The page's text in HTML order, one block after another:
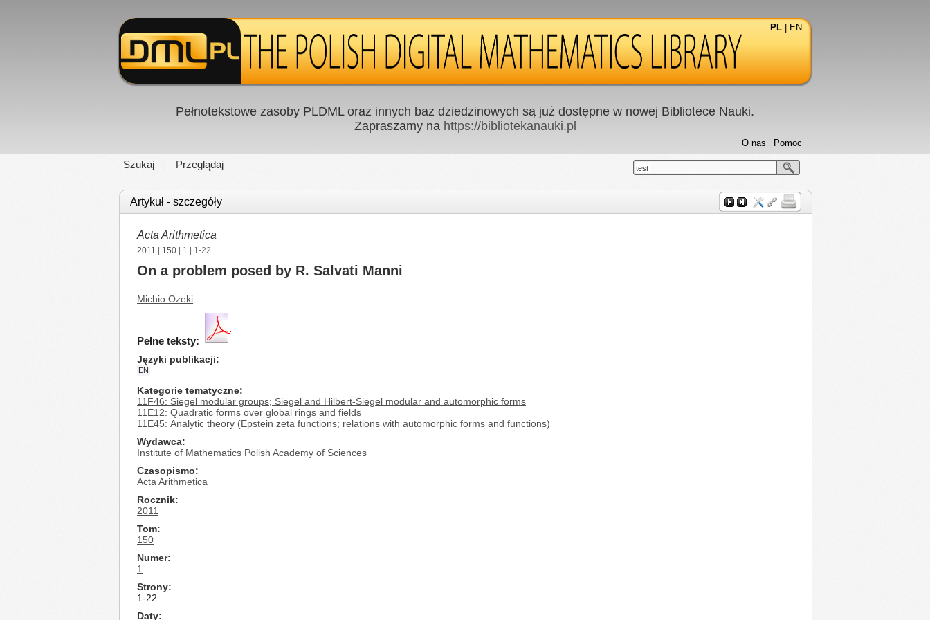
PL EN
Pełnotekstowe zasoby PLDML oraz innych baz dziedzinowych są już dostępne w nowej Bibliotece Nauki.
Zapraszamy na https://bibliotekanauki.pl
Szukaj Przeglądaj
Pomoc
O nas
test
Artykuł - szczegóły
Acta Arithmetica
2011 150 1 | 1-22
On a problem posed by R. Salvati Manni
Michio Ozeki
Pełne teksty:
Języki publikacji
EN
Kategorie tematyczne
11F46: Siegel modular groups; Siegel and Hilbert-Siegel modular and automorphic forms
11E12: Quadratic forms over global rings and fields
11E45: Analytic theory (Epstein zeta functions; relations with automorphic forms and functions)
Wydawca
Institute of Mathematics Polish Academy of Sciences
Czasopismo
Acta Arithmetica
Rocznik
2011
Tom
150
Numer
1
Strony
1-22
Daty